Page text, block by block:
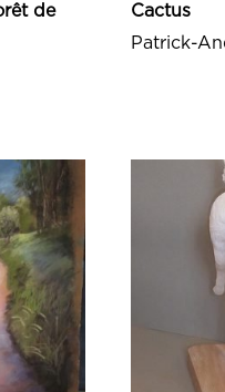
de
Cactus
Patrick-